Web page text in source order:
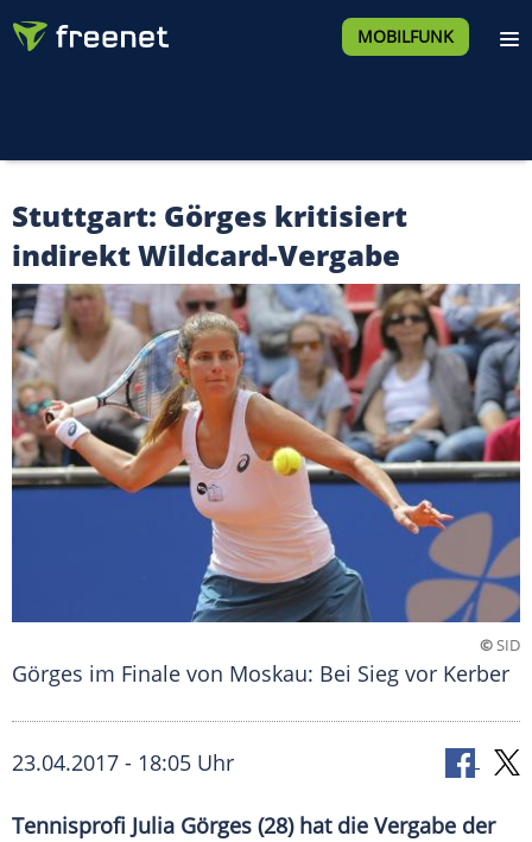
MOBILFUNK
Stuttgart: Görges kritisiert
indirekt Wildcard-Vergabe
©SID
Görges im Finale von Moskau: Bei Sieg vor Kerber
23.04.2017 - 18:05 Uhr
Tennisprofi Julia Görges (28) hat die Vergabe der